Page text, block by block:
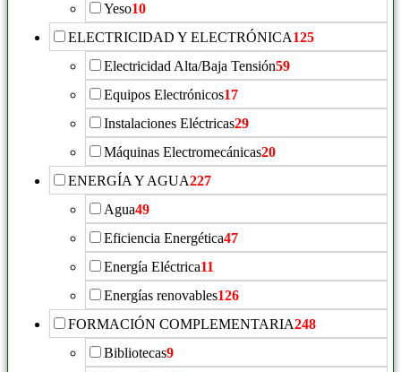
Yeso10
ELECTRICIDAD Y ELECTRÓNICA125
Electricidad Alta/Baja Tensión59
Equipos Electrónicos17
Instalaciones Eléctricas29
Máquinas Electromecánicas20
ENERGÍA Y AGUA227
Agua49
Eficiencia Energética47
Energía Eléctrica11
Energías renovables126
FORMACIÓN COMPLEMENTARIA248
Bibliotecas9